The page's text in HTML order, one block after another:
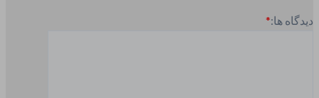
دیدگاه ها:*